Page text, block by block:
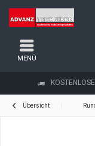
MENÜ
Übersicht